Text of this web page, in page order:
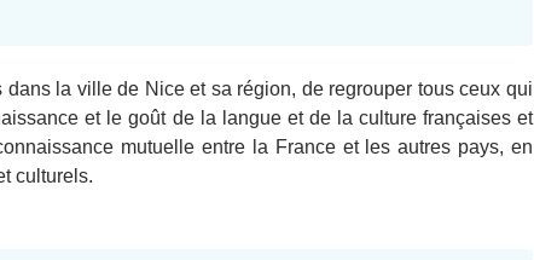
la ville de Nice et sa région, de regrouper tous ceux qui
et le goût de la langue et de la culture françaises et
mutuelle entre la France et les autres pays, en
culturels.